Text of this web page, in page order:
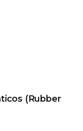
(Rubber